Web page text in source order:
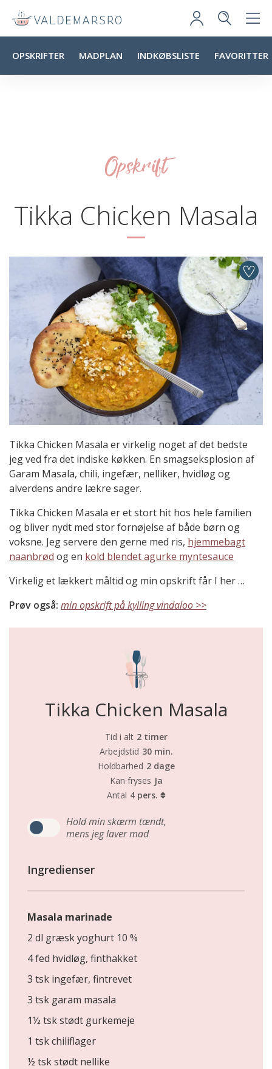
OPSKRIFTER MADPLAN INDKØBSLISTE FAVORITTER
Opskrift
Tikka Chicken Masala
Tikka Chicken Masala er virkelig noget af det bedste
jeg ved fra det indiske køkken. En smagseksplosion af
Garam Masala, chili, ingefær, nelliker, hvidløg og
alverdens andre lækre sager.
Tikka Chicken Masala er et stort hit hos hele familien
og bliver nydt med stor fornøjelse af både børn og
voksne. Jeg servere den gerne med ris, hjemmebagt
naanbrød og en kold blendet agurke myntesauce
Virkelig et lækkert måltid og min opskrift får I her …
Prøv også: min opskrift på kylling vindaloo >>
Tikka Chicken Masala
Tid i alt 2 timer
Arbejdstid 30 min.
Holdbarhed 2 dage
Kan fryses Ja
Antal 4 pers.
Hold min skærm tændt,
mens jeg laver mad
Ingredienser
Masala marinade
2 dl græsk yoghurt 10 %
4 fed hvidløg, finthakket
3 tsk ingefær, fintrevet
3 tsk garam masala
1½ tsk stødt gurkemeje
1 tsk chiliflager
½ tsk stødt nellike